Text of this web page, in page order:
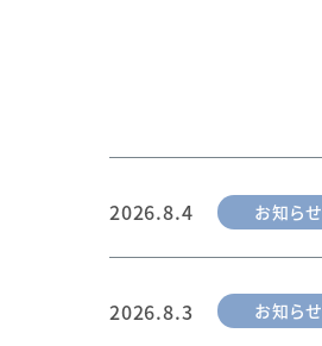
2026.8.4 お知らせ
2026.8.3 お知らせ